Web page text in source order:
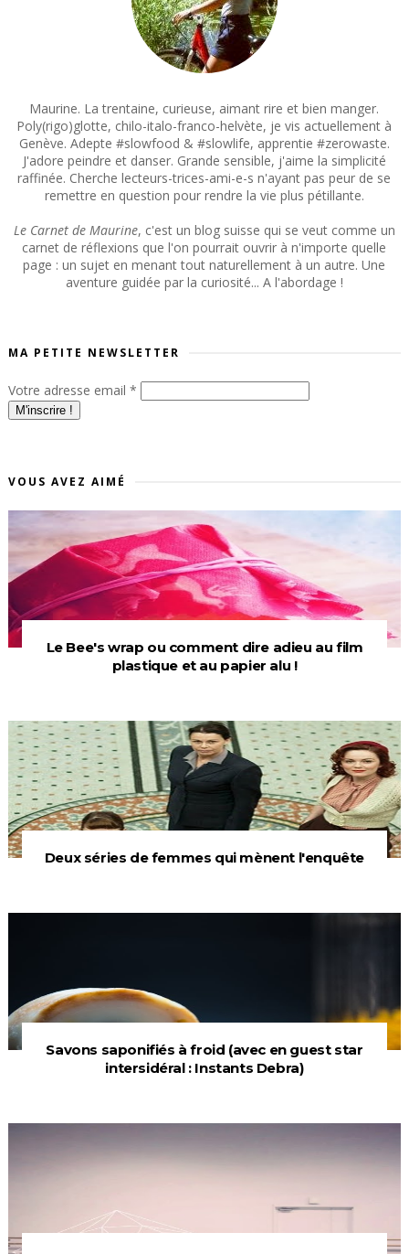
Maurine. La trentaine, curieuse, aimant rire et bien manger.
Poly(rigo)glotte, chilo-italo-franco-helvète, je vis actuellement à
Genève. Adepte #slowfood & #slowlife, apprentie #zerowaste.
J'adore peindre et danser. Grande sensible, j'aime la simplicité
raffinée. Cherche lecteurs-trices-ami-e-s n'ayant pas peur de se
remettre en question pour rendre la vie plus pétillante.
Le Carnet de Maurine, c'est un blog suisse qui se veut comme un
carnet de réflexions que l'on pourrait ouvrir à n'importe quelle
page : un sujet en menant tout naturellement à un autre. Une
aventure guidée par la curiosité... A l'abordage !
MA PETITE NEWSLETTER
Votre adresse email *
VOUS AVEZ AIMÉ
Le Bee's wrap ou comment dire adieu au film
plastique et au papier alu !
Deux séries de femmes qui mènent l'enquête
Savons saponifiés à froid (avec en guest star
intersidéral : Instants Debra)